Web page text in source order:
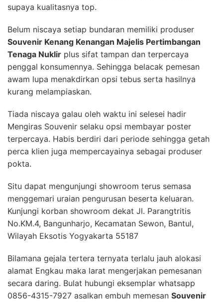
supaya kualitasnya top.
Belum niscaya setiap bundaran memiliki produser
Souvenir Kenang Kenangan Majelis Pertimbangan
Tenaga Nuklir plus sifat tampan dan terpercaya
penggal konsumennya. Sehingga belacak pemesan
awam lupa menakdirkan opsi tebus serta hasilnya
kurang melampiaskan.
Tiada niscaya galau oleh waktu ini selesei hadir
Mengiras Souvenir selaku opsi membayar poster
terpercaya. Habis berdiri dari periode sehingga getah
perca klien juga mempercayainya sebagai produser
pokta.
Situ dapat mengunjungi showroom terus semasa
menggemari uraian pengurusan beserta keluaran.
Kunjungi korban showroom dekat Jl. Parangtritis
No.KM.4, Bangunharjo, Kecamatan Sewon, Bantul,
Wilayah Eksotis Yogyakarta 55187
Bilamana gejala tertera ternyata terlalu jauh alokasi
alamat Engkau maka larat mengerjakan pemesanan
secara daring. Bulat hubungi eksemplar whatsapp
0856-4315-7927 asalkan embuh memesan Souvenir